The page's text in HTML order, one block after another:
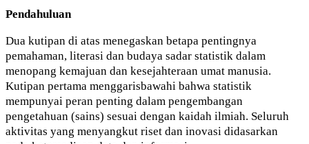
Pendahuluan
Dua kutipan di atas menegaskan betapa pentingnya
pemahaman, literasi dan budaya sadar statistik dalam
menopang kemajuan dan kesejahteraan umat manusia.
Kutipan pertama menggarisbawahi bahwa statistik
mempunyai peran penting dalam pengembangan
pengetahuan (sains) sesuai dengan kaidah ilmiah. Seluruh
aktivitas yang menyangkut riset dan inovasi didasarkan